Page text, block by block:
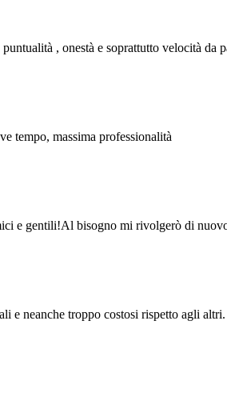
, onestà e soprattutto velocità da
tempo, massima professionalità
e gentili!Al bisogno mi rivolgerò di
e neanche troppo costosi rispetto agli